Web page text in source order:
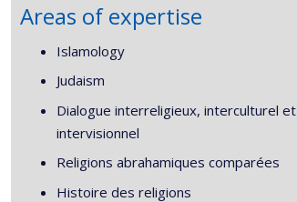
Areas of expertise
Islamology
Judaism
Dialogue interreligieux, interculturel et
intervisionnel
Religions abrahamiques comparées
Histoire des religions